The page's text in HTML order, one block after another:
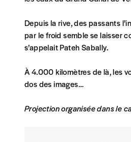
NOS
Abonnement
1 an = 5 numéros
20€*/an
Depuis la rive, des passants
par le froid semble se laisser
s’appelait Pateh Sabally.
À 4.000 kilomètres de là, les
dos des images…
Projection organisée dans le